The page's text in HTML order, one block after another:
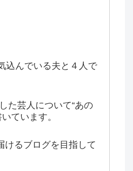
込んでいる夫と４人で
た芸人について“あの
ています。
けるブログを目指して